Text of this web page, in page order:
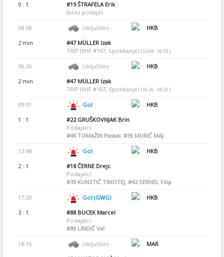
0 : 1
#19ŠTRAFELA Erik
(brez podaje)
04:08 Izključitev
HKB
2 min
#47MÜLLER Izak
TRIP (IIHF #167, Spotikanje) [ 04:08 - 06:08 ]
06:26 Izključitev
HKB
2 min
#47MÜLLER Izak
TRIP (IIHF #167, Spotikanje) [ 06:26 - 08:26 ]
09:01 Gol
HKB
1 : 1
#22GRUŠKOVNJAK Brin
Podajalci:
#46TOMAŽIN Paskal, #36MURIČ MAJ
12:48 Gol
HKB
2 : 1
#18ČERNE Drejc
Podajalci:
#39KUNSTIČ TIMOTEJ, #42SERNEL Filip
17:30 Gol (GWG)
HKB
3 : 1
#88BUCEK Marcel
Podajalci:
#86LINDIČ Val
18:15 Izključitev
MAR